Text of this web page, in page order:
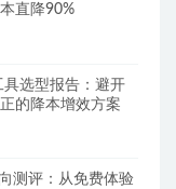
直降90%
选型报告：避开
的降本增效方案
测评：从免费体验